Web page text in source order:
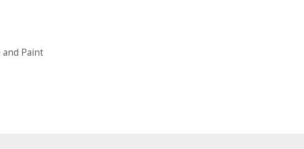
and Paint